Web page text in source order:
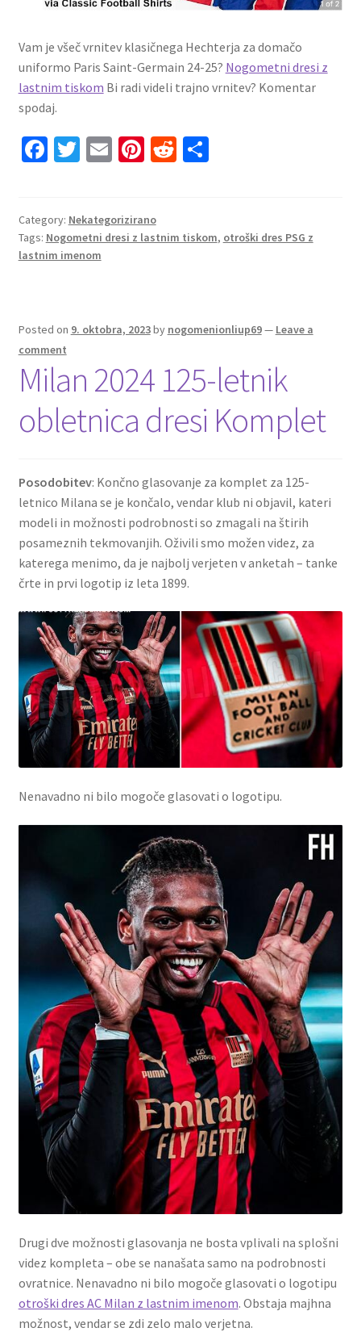
Vam je všeč vrnitev klasičnega Hechterja za domačo
uniformo Paris Saint-Germain 24-25? Nogometni dresi z
lastnim tiskom Bi radi videli trajno vrnitev? Komentar
spodaj.
Fa
o
o
T
er
E
l
Pi
es
t
R
di
t
S
Category: Nekategorizirano
Tags: Nogometni dresi z lastnim tiskom, otroški dres PSG z
lastnim imenom
Posted on 9. oktobra, 2023by nogomenionliup69— Leave a
comment
Milan 2024 125-letnik
obletnica dresi Komplet
Posodobitev: Končno glasovanje za komplet za 125-
letnico Milana se je končalo, vendar klub ni objavil, kateri
modeli in možnosti podrobnosti so zmagali na štirih
posameznih tekmovanjih. Oživili smo možen videz, za
katerega menimo, da je najbolj verjeten v anketah – tanke
črte in prvi logotip iz leta 1899.
Nenavadno ni bilo mogoče glasovati o logotipu.
Drugi dve možnosti glasovanja ne bosta vplivali na splošni
videz kompleta – obe se nanašata samo na podrobnosti
ovratnice. Nenavadno ni bilo mogoče glasovati o logotipu
otroški dres AC Milan z lastnim imenom. Obstaja majhna
možnost, vendar se zdi zelo malo verjetna.